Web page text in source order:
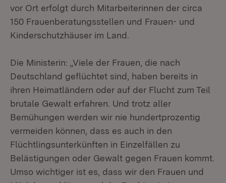
vor Ort erfolgt durch Mitarbeiterinnen der circa
150 Frauenberatungsstellen und Frauen- und
Kinderschutzhäuser im Land.
Die Ministerin: „Viele der Frauen, die nach
Deutschland geflüchtet sind, haben bereits in
ihren Heimatländern oder auf der Flucht zum Teil
brutale Gewalt erfahren. Und trotz aller
Bemühungen werden wir nie hundertprozentig
vermeiden können, dass es auch in den
Flüchtlingsunterkünften in Einzelfällen zu
Belästigungen oder Gewalt gegen Frauen kommt.
Umso wichtiger ist es, dass wir den Frauen und